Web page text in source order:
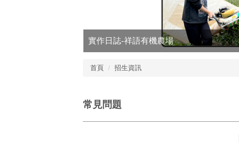
實作日誌-祥語有機農場
首頁 招生資訊
常見問題